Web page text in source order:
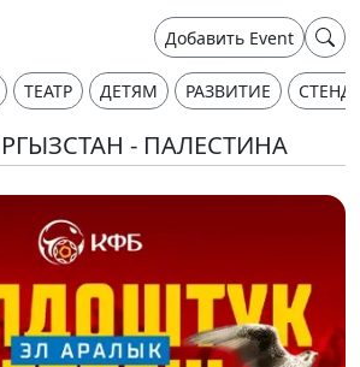
Добавить Event
ТЕАТР ДЕТЯМ РАЗВИТИЕ
- ПАЛЕСТИНА